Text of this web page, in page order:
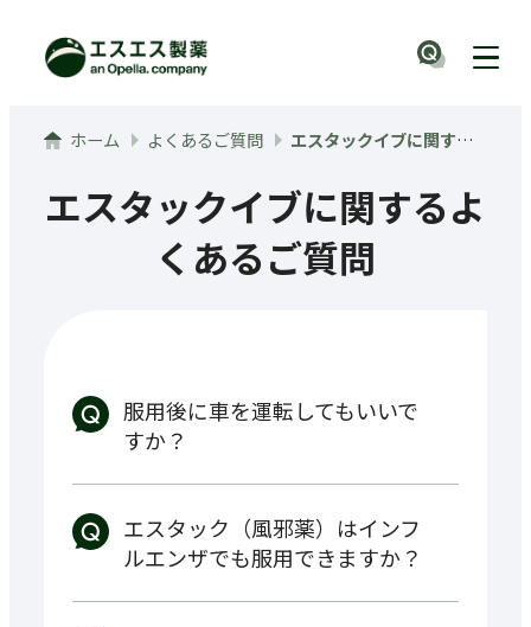
ナビ
ホーム よくあるご質問 エスタックイブに関するよくあるご質問
エスタックイブに関するよ
くあるご質問
服用後に車を運転してもいいで
すか？
エスタック（風邪薬）はインフ
ルエンザでも服用できますか？